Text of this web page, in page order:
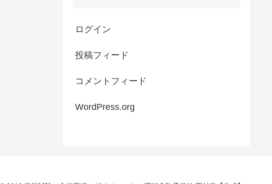
ログイン
投稿フィード
コメントフィード
WordPress.org